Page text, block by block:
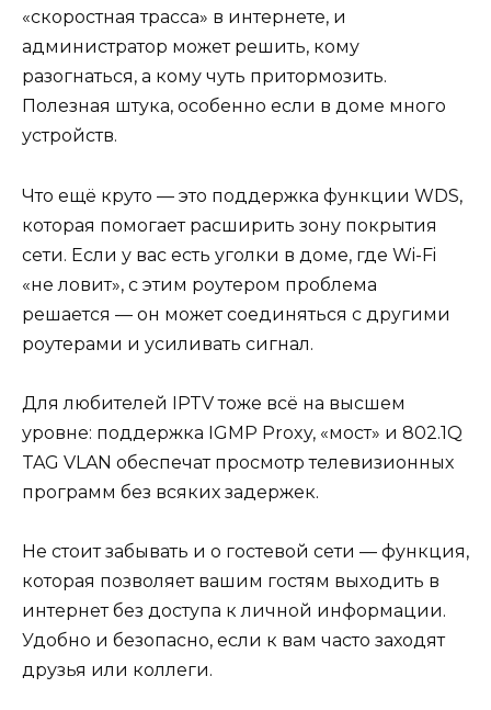
«скоростная трасса» в интернете, и
администратор может решить, кому
разогнаться, а кому чуть притормозить.
Полезная штука, особенно если в доме много
устройств.
Что ещё круто — это поддержка функции WDS,
которая помогает расширить зону покрытия
сети. Если у вас есть уголки в доме, где Wi-Fi
«не ловит», с этим роутером проблема
решается — он может соединяться с другими
роутерами и усиливать сигнал.
Для любителей IPTV тоже всё на высшем
уровне: поддержка IGMP Proxy, «мост» и 802.1Q
TAG VLAN обеспечат просмотр телевизионных
программ без всяких задержек.
Не стоит забывать и о гостевой сети — функция,
которая позволяет вашим гостям выходить в
интернет без доступа к личной информации.
Удобно и безопасно, если к вам часто заходят
друзья или коллеги.